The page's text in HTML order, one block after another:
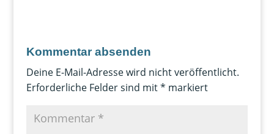
Kommentar absenden
Deine E-Mail-Adresse wird nicht veröffentlicht.
Erforderliche Felder sind mit* markiert